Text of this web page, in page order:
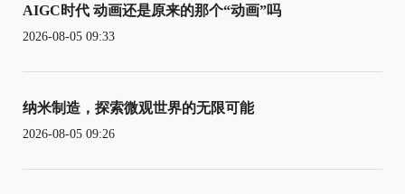
AIGC时代 动画还是原来的那个“动画”吗
2026-08-05 09:33
纳米制造，探索微观世界的无限可能
2026-08-05 09:26